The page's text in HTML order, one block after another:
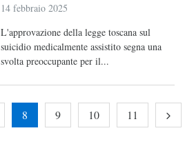
14 febbraio 2025
L'approvazione della legge toscana sul
suicidio medicalmente assistito segna una
svolta preoccupante per il...
8 9 10 11